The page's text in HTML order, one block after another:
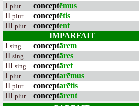
I plur. conceptēmus
II plur. conceptētis
III plur. conceptent
IMPARFAIT
I sing. conceptārem
II sing. conceptāres
III sing. conceptāret
I plur. conceptarēmus
II plur. conceptarētis
III plur. conceptārent